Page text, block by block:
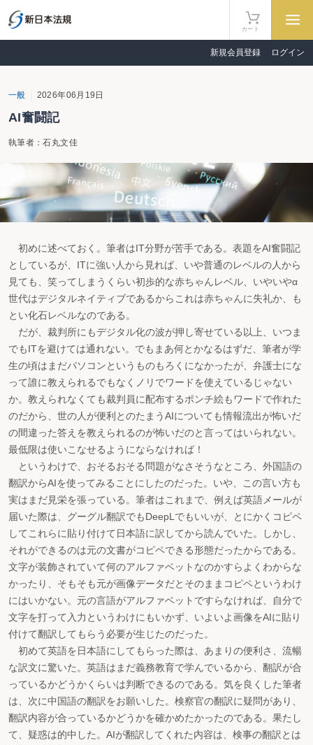
カート
新規会員登録 ログイン
一般 2026年06月19日
AI奮闘記
執筆者：石丸文佳
初めに述べておく。筆者はIT分野が苦手である。表題をAI奮闘記
としているが、ITに強い人から見れば、いや普通のレベルの人から
見ても、笑ってしまうくらい初歩的な赤ちゃんレベル、いやいやα
世代はデジタルネイティブであるからこれは赤ちゃんに失礼か、も
とい化石レベルなのである。
だが、裁判所にもデジタル化の波が押し寄せている以上、いつま
でもITを避けては通れない。でもまあ何とかなるはずだ、筆者が学
生の頃はまだパソコンというものもろくになかったが、弁護士にな
って誰に教えられるでもなくノリでワードを使えているじゃない
か。教えられなくても裁判員に配布するポンチ絵もワードで作れた
のだから、世の人が便利とのたまうAIについても情報流出が怖いだ
の間違った答えを教えられるのが怖いだのと言ってはいられない。
最低限は使いこなせるようにならなければ！
というわけで、おそるおそる問題がなさそうなところ、外国語の
翻訳からAIを使ってみることにしたのだった。いや、この言い方も
実はまだ見栄を張っている。筆者はこれまで、例えば英語メールが
届いた際は、グーグル翻訳でもDeepLでもいいが、とにかくコピペ
してこれらに貼り付けて日本語に訳してから読んでいた。しかし、
それができるのは元の文書がコピペできる形態だったからである。
文字が装飾されていて何のアルファベットなのかすらよくわからな
かったり、そもそも元が画像データだとそのままコピペというわけ
にはいかない。元の言語がアルファベットですらなければ、自分で
文字を打って入力というわけにもいかず、いよいよ画像をAIに貼り
付けて翻訳してもらう必要が生じたのだった。
初めて英語を日本語にしてもらった際は、あまりの便利さ、流暢
な訳文に驚いた。英語はまだ義務教育で学んでいるから、翻訳が合
っているかどうかくらいは判断できるのである。気を良くした筆者
は、次に中国語の翻訳をお願いした。検察官の翻訳に疑問があり、
翻訳内容が合っているかどうかを確かめたかったのである。果たし
て、疑惑は的中した。AIが翻訳してくれた内容は、検事の翻訳とは